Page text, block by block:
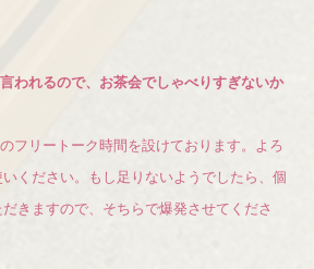
われるので、お茶会でしゃべりすぎないか
フリートーク時間を設けております。よろ
ください。もし足りないようでしたら、個
きますので、そちらで爆発させてくださ